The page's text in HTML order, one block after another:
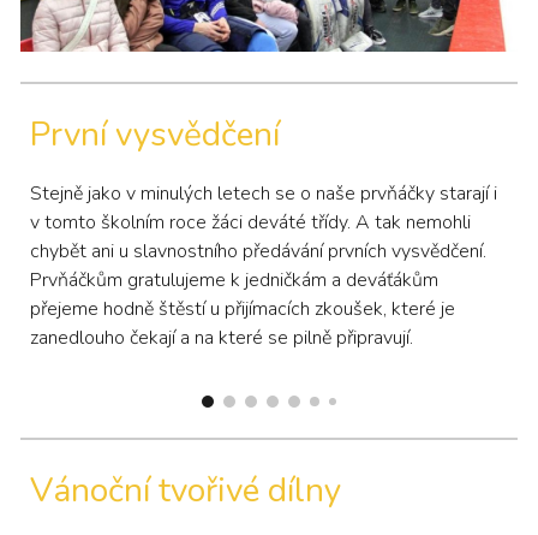
První vysvědčení
Stejně jako v minulých letech se o naše prvňáčky starají i
v tomto školním roce žáci deváté třídy. A tak nemohli
chybět ani u slavnostního předávání prvních vysvědčení.
Prvňáčkům gratulujeme k jedničkám a deváťákům
přejeme hodně štěstí u přijímacích zkoušek, které je
zanedlouho čekají a na které se pilně připravují.
Vánoční tvořivé dílny